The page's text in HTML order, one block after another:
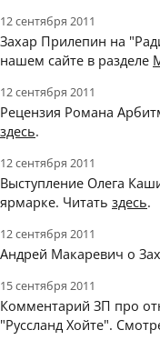
12 сентября 2011
Захар Прилепин на
нашем сайте в разделе
12 сентября 2011
Рецензия Романа
здесь.
12 сентября 2011
Выступление Олега
ярмарке. Читать здесь.
12 сентября 2011
Андрей Макаревич о
15 сентября 2011
Комментарий ЗП про
"Руссланд Хойте".